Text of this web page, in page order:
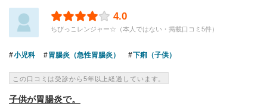
4.0
ちびっこレンジャー☆（本人ではない・掲載口コミ5件）
小児科 胃腸炎（急性胃腸炎） 下痢（子供）
この口コミは受診から5年以上経過しています。
子供が胃腸炎で。